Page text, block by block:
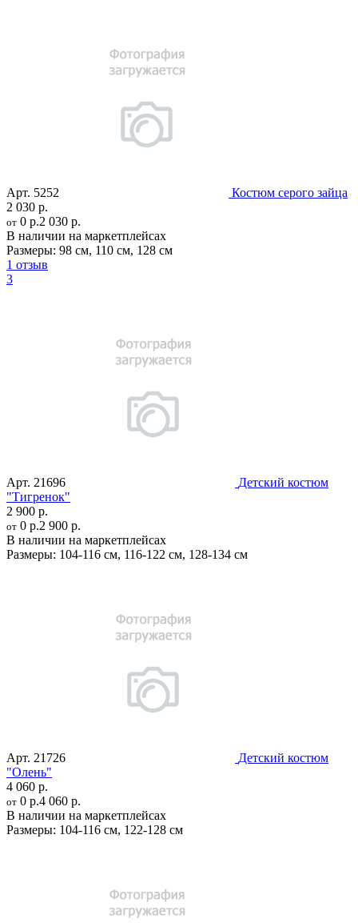
Арт. 5252
Костюм серого зайца
2 030 р.
от 0 р.2 030 р.
В наличии на маркетплейсах
Размеры: 98 см, 110 см, 128 см
1 отзыв
3
Арт. 21696
Детский костюм
"Тигренок"
2 900 р.
от 0 р.2 900 р.
В наличии на маркетплейсах
Размеры: 104-116 см, 116-122 см, 128-134 см
Арт. 21726
Детский костюм
"Олень"
4 060 р.
от 0 р.4 060 р.
В наличии на маркетплейсах
Размеры: 104-116 см, 122-128 см